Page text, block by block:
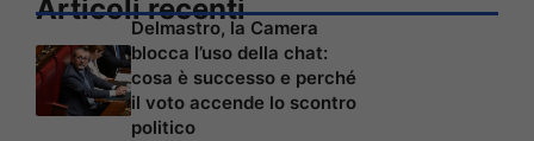
Articoli recenti
Delmastro, la Camera
blocca l’uso della chat:
cosa è successo e perché
il voto accende lo scontro
politico